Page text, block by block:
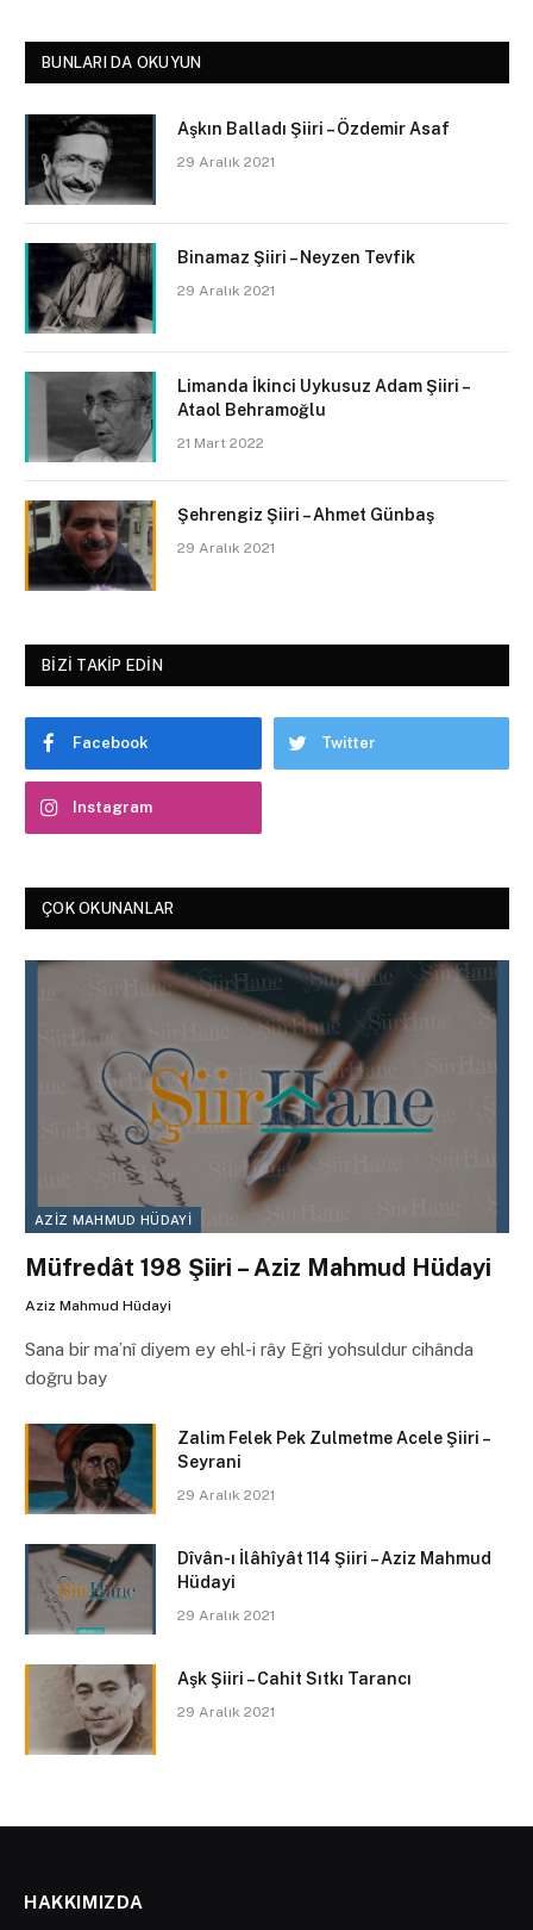
BUNLARI DA OKUYUN
Aşkın Balladı Şiiri – Özdemir Asaf
29 Aralık 2021
Binamaz Şiiri – Neyzen Tevfik
29 Aralık 2021
Limanda İkinci Uykusuz Adam Şiiri –
Ataol Behramoğlu
21 Mart 2022
Şehrengiz Şiiri – Ahmet Günbaş
29 Aralık 2021
BIZI TAKIP EDIN
Facebook Twitter
Instagram
ÇOK OKUNANLAR
AZIZ MAHMUD HÜDAYI
Müfredât 198 Şiiri – Aziz Mahmud Hüdayi
Aziz Mahmud Hüdayi
Sana bir ma’nî diyem ey ehl-i rây Eğri yohsuldur cihânda
doğru bay
Zalim Felek Pek Zulmetme Acele Şiiri –
Seyrani
29 Aralık 2021
Dîvân-ı İlâhîyât 114 Şiiri – Aziz Mahmud
Hüdayi
29 Aralık 2021
Aşk Şiiri – Cahit Sıtkı Tarancı
29 Aralık 2021
HAKKIMIZDA